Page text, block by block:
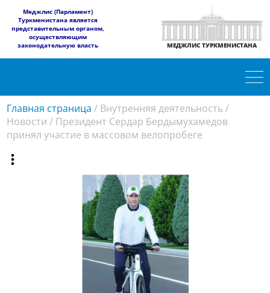
​Меджлис (Парламент)
Туркменистана является
представительным органом,
осуществляющим
законодательную власть
МЕДЖЛИС ТУРКМЕНИСТАНА
Главная страница / Внутренняя деятельность/
Новости / Президент Сердар Бердымухамедов
принял участие в массовом велопробеге